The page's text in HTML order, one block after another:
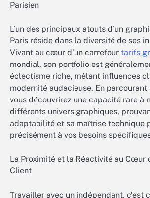
Parisien
L’un des principaux atouts d’un
Paris réside dans la diversité de ses
Vivant au cœur d’un carrefour tarifs
mondial, son portfolio est
éclectisme riche, mêlant influences
modernité audacieuse. En parcourant
vous découvrirez une capacité rare à
différents univers graphiques,
adaptabilité et sa maîtrise technique
précisément à vos besoins
La Proximité et la Réactivité au Cœur
Client
Travailler avec un indépendant, c’est